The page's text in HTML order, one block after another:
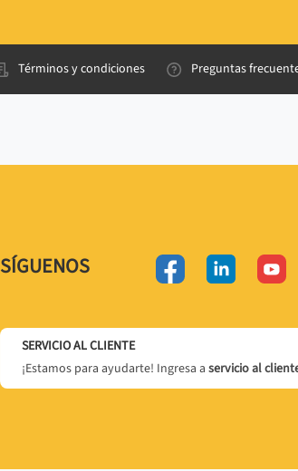
Términos y condiciones Preguntas
SÍGUENOS
SERVICIO AL CLIENTE
¡Estamos para ayudarte! Ingresa a servicio al